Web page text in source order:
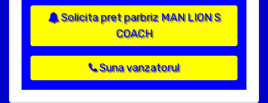
Solicita pret parbriz MAN LION S
COACH
Suna vanzatorul